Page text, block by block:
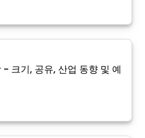
크기, 공유, 산업 동향 및 예